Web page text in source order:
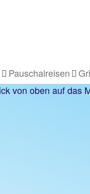
Pauschalreisen